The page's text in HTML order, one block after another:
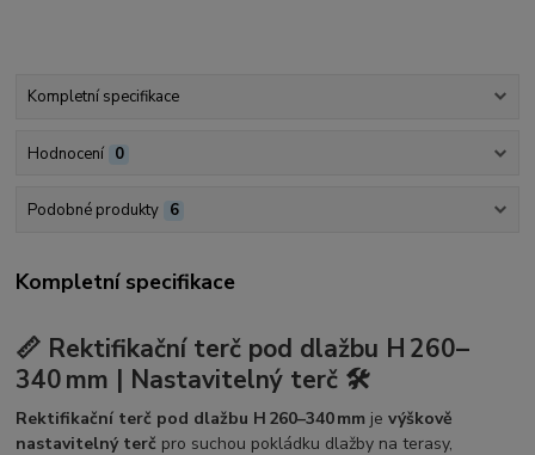
Kompletní specifikace
Hodnocení 0
Podobné produkty 6
Kompletní specifikace
📏 Rektifikační terč pod dlažbu H 260–
340 mm | Nastavitelný terč 🛠️
Rektifikační terč pod dlažbu H 260–340 mm jevýškově
nastavitelný terč pro suchou pokládku dlažby na terasy,